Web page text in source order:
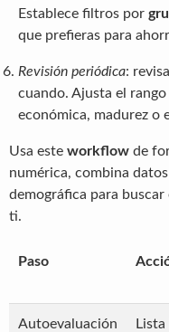
Establece filtros por
que prefieras para
Revisión periódica:
cuando. Ajusta el
económica, madurez o
Usa este workflow de
numérica, combina
demográfica para buscar
ti.
Paso
Autoevaluación
Lista